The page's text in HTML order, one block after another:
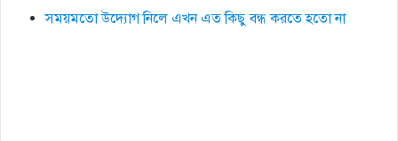
সময়মতো উদ্যোগ নিলে এখন এত কিছু বন্ধ করতে হতো না